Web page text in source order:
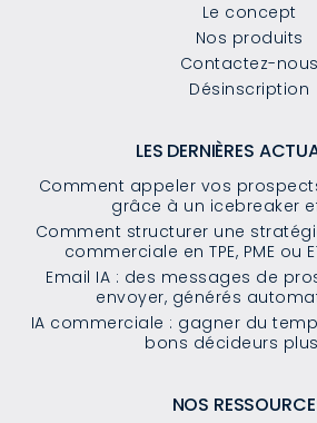
Le concept
Nos produits
Contactez-nous
Désinscription
LES DERNIÈRES
Comment appeler vos
grâce à un icebreaker
Comment structurer une
commerciale en TPE, PME ou
Email IA : des messages de
envoyer, générés
IA commerciale : gagner du
bons décideurs
NOS